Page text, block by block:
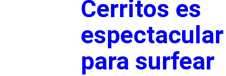
Cerritos es
espectacular
para surfear